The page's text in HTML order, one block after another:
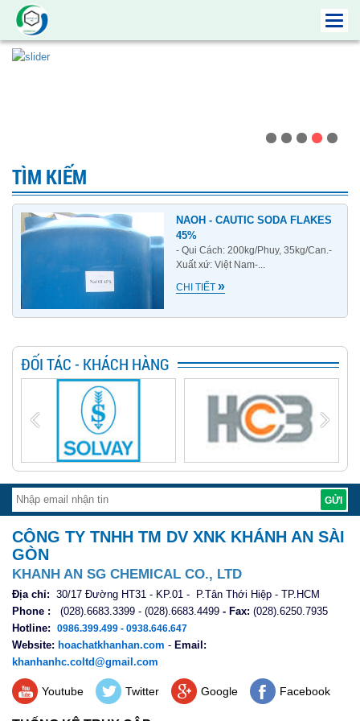
TÌM KIẾM
NAOH - CAUTIC SODA FLAKES
45%
- Qui Cách: 200kg/Phuy, 35kg/Can.-
Xuất xứ: Việt Nam-...
CHI TIẾT»
ĐỐI TÁC - KHÁCH HÀNG
CÔNG TY TNHH TM DV XNK KHÁNH AN SÀI
GÒN
KHANH AN SG CHEMICAL CO., LTD
Địa chỉ: 30/17 Đường HT31 - KP.01 - P.Tân Thới Hiệp - TP.HCM
Phone : (028).6683.3399 - (028).6683.4499 - Fax: (028).6250.7935
Hotline:
0986.399.499 - 0938.646.647
Website: hoachatkhanhan.com - Email:
khanhanhc.coltd@gmail.com
Youtube Twitter Google Facebook